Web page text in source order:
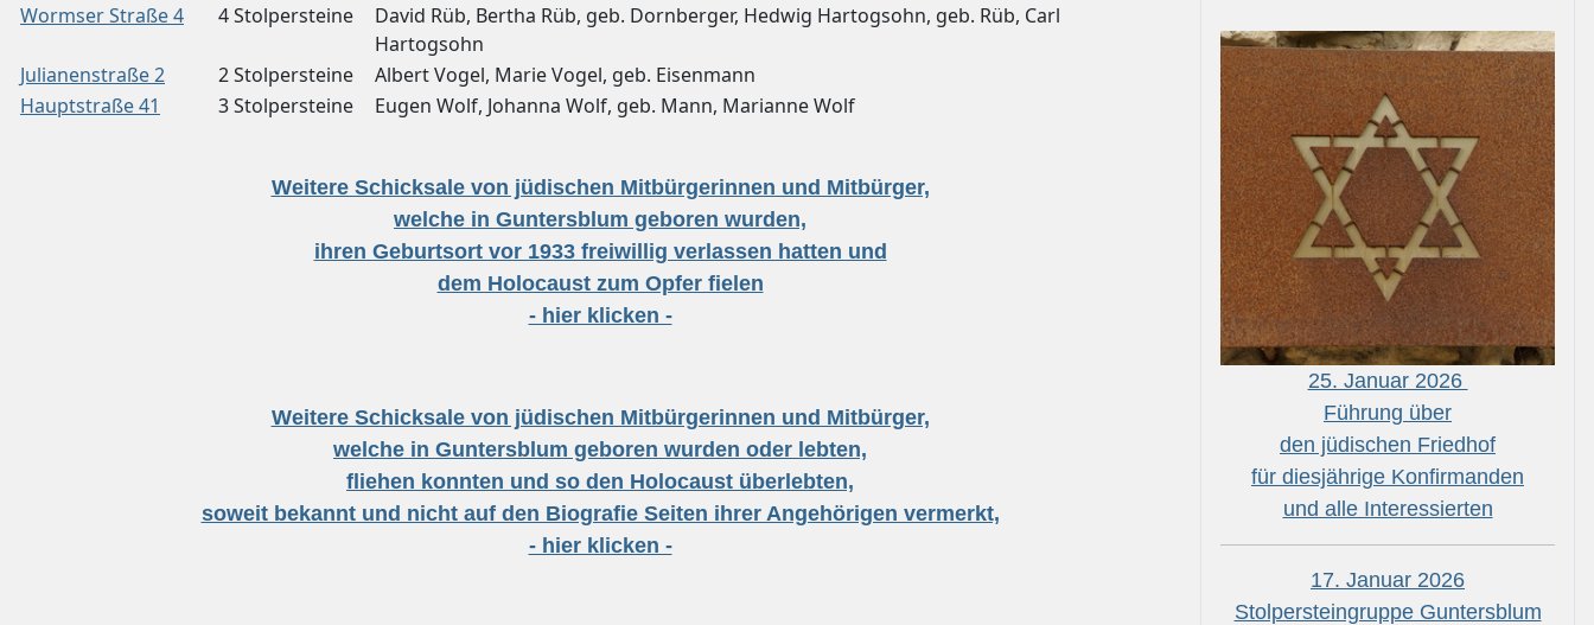
Wormser Straße 4
4 Stolpersteine
David Rüb, Bertha Rüb, geb. Dornberger, Hedwig Hartogsohn, geb. Rüb, Carl
Hartogsohn
Julianenstraße 2
2 Stolpersteine
Albert Vogel, Marie Vogel, geb. Eisenmann
Hauptstraße 41
3 Stolpersteine Eugen Wolf, Johanna Wolf, geb. Mann, Marianne Wolf
Weitere Schicksale von jüdischen Mitbürgerinnen und Mitbürger,
welche in Guntersblum geboren wurden,
ihren Geburtsort vor 1933 freiwillig verlassen hatten und
dem Holocaust zum Opfer fielen
- hier klicken -
Weitere Schicksale von jüdischen Mitbürgerinnen und Mitbürger,
welche in Guntersblum geboren wurden oder lebten,
fliehen konnten und so den Holocaust überlebten,
soweit bekannt und nicht auf den Biografie Seiten ihrer Angehörigen vermerkt,
- hier klicken -
25. Januar 2026
Führung über
den jüdischen Friedhof
für diesjährige Konfirmanden
und alle Interessierten
17. Januar 2026
Stolpersteingruppe Guntersblum